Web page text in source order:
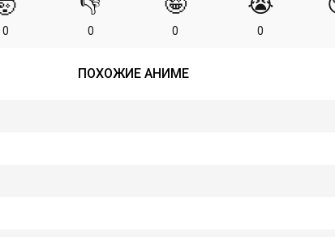
0 0 0 0
ПОХОЖИЕ АНИМЕ